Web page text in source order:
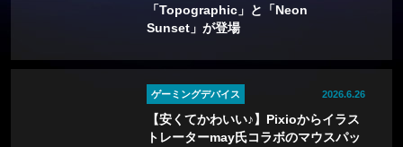
「Topographic」と「Neon
Sunset」が登場
ゲーミングデバイス 2026.6.26
【安くてかわいい♪】Pixioからイラス
トレーターmay氏コラボのマウスパッ